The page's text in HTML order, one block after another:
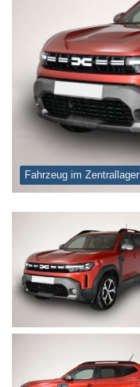
Fahrzeug im Zentrallager